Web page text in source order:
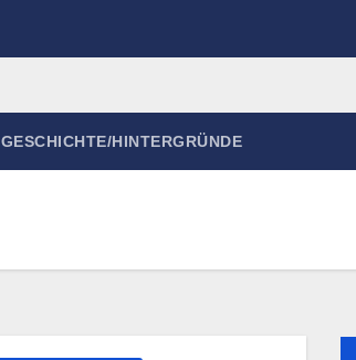
GESCHICHTE/HINTERGRÜNDE